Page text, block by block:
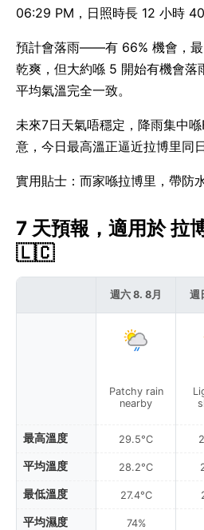
06:29 PM，日照時長 12 小時 40
預計會落雨——有 66% 機會，
乾爽，但大約喺 5 開始有機會落
平均氣溫完全一致。
未來7日天氣唔穩定，降雨集中
意，今日最高溫正逼近拉博里同
實用貼士：而家喺拉博里，帶防
7 天預報，適用於 拉
🇱🇨
最高溫度
平均溫度
最低溫度
平均濕度
週六 8. 8月
Patchy rain
nearby
29.5°C
28.2°C
27.4°C
74%
週